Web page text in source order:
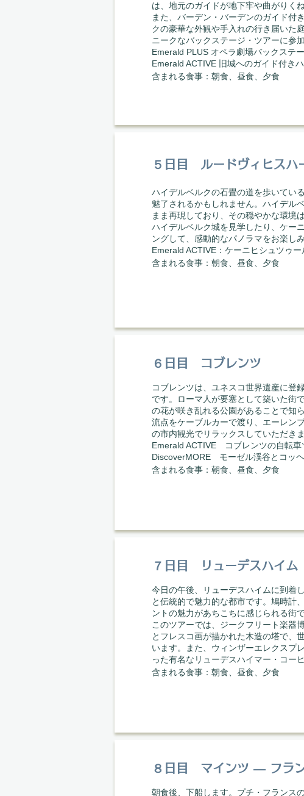
は、地元のガイドが地下牢や曲がりく
また、バーデン・バーデンのガイド付
クの豪華な外観や手入れの行き届いた
ニークなバックステージ・ツアーに参
Emerald PLUS オペラ劇場バックステ
Emerald ACTIVE 旧城へのガイド付き
​含まれる食事：朝食、昼食、夕食
５日目 ルードヴィヒスハ
ハイデルベルクの石畳の道を歩いてい
魅了されるかもしれません。ハイデル
まま再現しており、その穏やかな環境
ハイデルベルク城を見学したり、ケー
ングして、感動的なパノラマをお楽し
Emerald ACTIVE：ケーニヒシュツゥ
​含まれる食事：朝食、昼食、夕食
６日目 コブレンツ
コブレンツは、ユネスコ世界遺産に登
です。ローマ人が要塞として築いた街
の花が咲き乱れる公園があることで知
流点をケーブルカーで渡り、エーレン
の市内観光でリラックスしていただきま
Emerald ACTIVE コブレンツの自転車
DiscoverMORE モーゼル渓谷とコッヘ
​含まれる食事：朝食、昼食、夕食
７日目 リューデスハイム
今日の午後、リューデスハイムに到着
と伝統的で魅力的な都市です。鳩時計
ントの魅力があちこちに感じられる街で
このツアーでは、ジークフリート楽器
とフレスコ画が描かれた木造の塔で、
います。また、ウィンザーエレクスプ
った有名なリューデスハイマー・コー
​含まれる食事：朝食、昼食、夕食
８日目 マインツ ― フラ
朝食後、下船します。プチ・フランス